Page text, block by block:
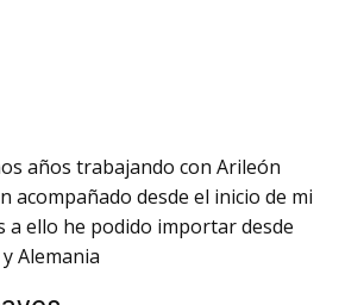
años trabajando con Arileón
acompañado desde el inicio de mi
a ello he podido importar desde
Alemania